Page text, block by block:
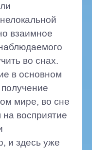
взаимное
во снах.
в основном
мире, во сне
восприятие
и здесь уже